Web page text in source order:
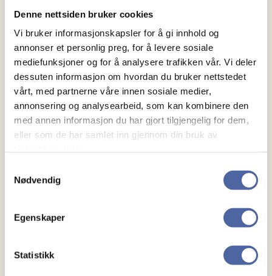
Denne nettsiden bruker cookies
Vi bruker informasjonskapsler for å gi innhold og
annonser et personlig preg, for å levere sosiale
mediefunksjoner og for å analysere trafikken vår. Vi deler
dessuten informasjon om hvordan du bruker nettstedet
vårt, med partnerne våre innen sosiale medier,
annonsering og analysearbeid, som kan kombinere den
med annen informasjon du har gjort tilgjengelig for dem,
eller som de har samlet inn gjennom din bruk av
Nødvendig
Egenskaper
Statistikk
Yoga